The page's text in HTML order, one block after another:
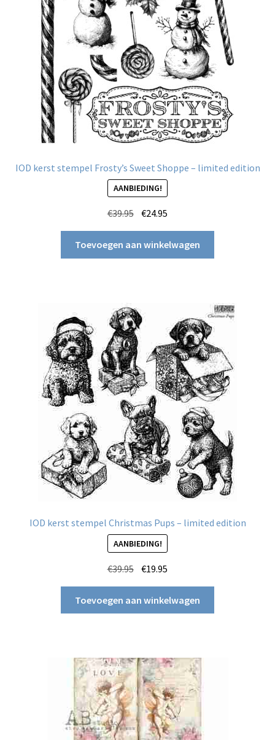
IOD kerst stempel Frosty’s Sweet Shoppe – limited edition
AANBIEDING!
€39.95 Oorspronkelijke
prijs
was:
€39.95.
€24.95
prijs
is:
€24.95.
Toevoegen aan winkelwagen
IOD kerst stempel Christmas Pups – limited edition
AANBIEDING!
€39.95 Oorspronkelijke
was:
€39.95.
€19.95
is:
€19.95.
Toevoegen aan winkelwagen